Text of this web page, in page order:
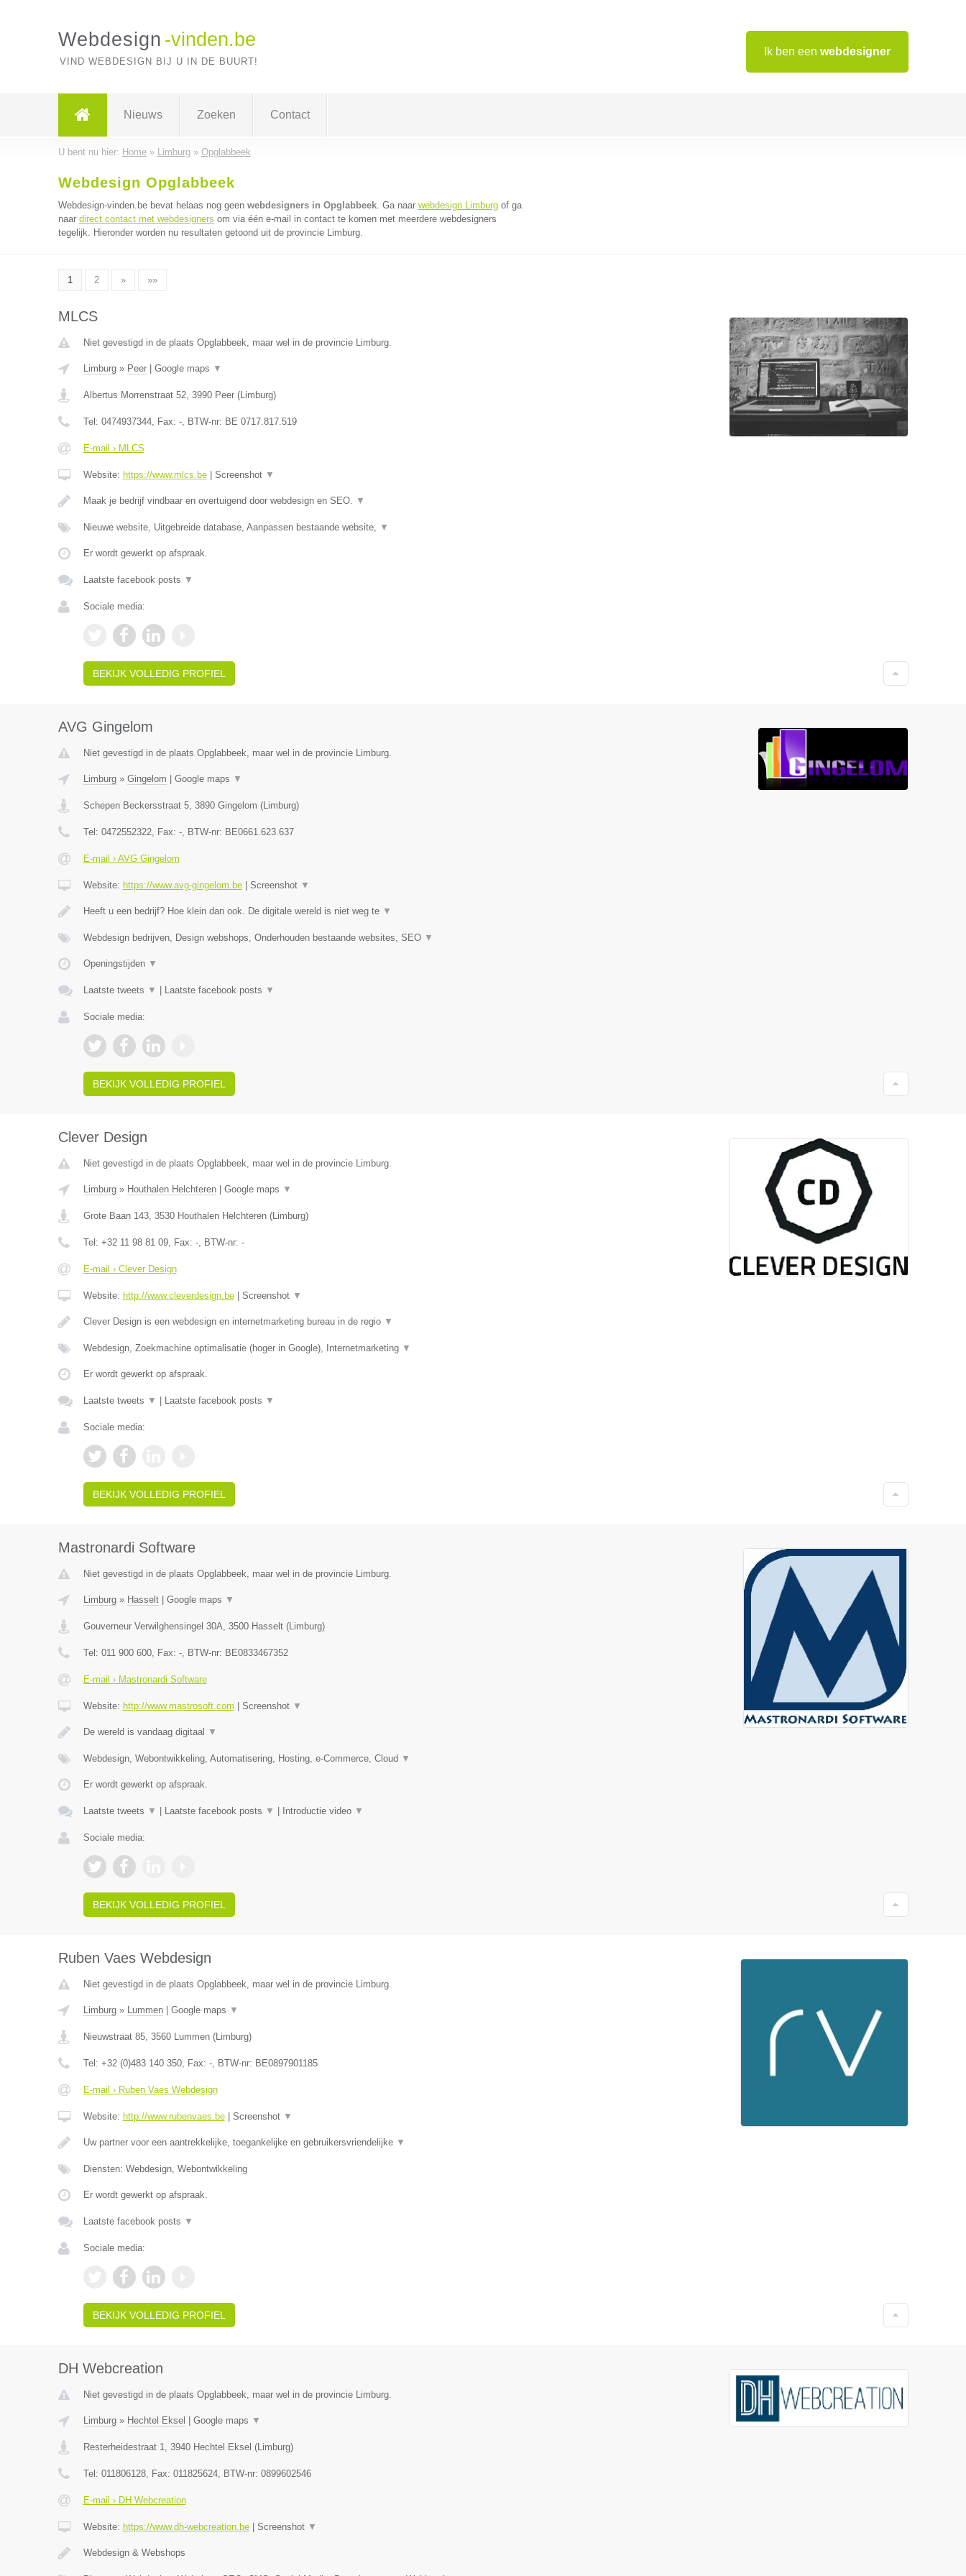
Ik ben een webdesigner
Webdesign -vinden.be
VIND WEBDESIGN BIJ U IN DE BUURT!
Nieuws Zoeken Contact
U bent nu hier: Home» Limburg» Opglabbeek
Webdesign Opglabbeek
Webdesign-vinden.be bevat helaas nog geen webdesigners in Opglabbeek. Ga naar webdesign Limburgof ga
naar direct contact met webdesigners om via één e-mail in contact te komen met meerdere webdesigners
tegelijk. Hieronder worden nu resultaten getoond uit de provincie Limburg.
1 2 » »»
MLCS
Niet gevestigd in de plaats Opglabbeek, maar wel in de provincie Limburg.
Limburg» Peer| Google maps ▼
Albertus Morrenstraat 52, 3990 Peer(Limburg)
Tel: 0474937344, Fax: -, BTW-nr: BE 0717.817.519
E-mail › MLCS
Website: https://www.mlcs.be| Screenshot ▼
Maak je bedrijf vindbaar en overtuigend door webdesign en SEO. ▼
Nieuwe website, Uitgebreide database, Aanpassen bestaande website, ▼
Er wordt gewerkt op afspraak.
Laatste facebook posts ▼
Sociale media:
BEKIJK VOLLEDIG PROFIEL
AVG Gingelom
Niet gevestigd in de plaats Opglabbeek, maar wel in de provincie Limburg.
Limburg» Gingelom Google maps ▼
Schepen Beckersstraat 5, 3890 Gingelom (Limburg)
Tel: 0472552322, Fax: -, BTW-nr: BE0661.623.637
E-mail › AVG Gingelom
Website: https://www.avg-gingelom.be| Screenshot ▼
Heeft u een bedrijf? Hoe klein dan ook. De digitale wereld is niet weg te ▼
Webdesign bedrijven, Design webshops, Onderhouden bestaande websites, SEO ▼
Openingstijden ▼
Laatste tweets ▼ Laatste facebook posts ▼
Sociale media:
BEKIJK VOLLEDIG PROFIEL
Clever Design
Niet gevestigd in de plaats Opglabbeek, maar wel in de provincie Limburg.
Limburg» Houthalen Helchteren| Google maps ▼
Grote Baan 143, 3530 Houthalen Helchteren(Limburg)
Tel: +32 11 98 81 09, Fax: -, BTW-nr: -
E-mail › Clever Design
Website: http://www.cleverdesign.be| Screenshot ▼
Clever Design is een webdesign en internetmarketing bureau in de regio ▼
Webdesign, Zoekmachine optimalisatie (hoger in Google), Internetmarketing ▼
Er wordt gewerkt op afspraak.
Laatste tweets ▼ Laatste facebook posts ▼
Sociale media:
BEKIJK VOLLEDIG PROFIEL
Mastronardi Software
Niet gevestigd in de plaats Opglabbeek, maar wel in de provincie Limburg.
Limburg» Hasselt| Google maps ▼
Gouverneur Verwilghensingel 30A, 3500 Hasselt(Limburg)
Tel: 011 900 600, Fax: -, BTW-nr: BE0833467352
E-mail › Mastronardi Software
Website: http://www.mastrosoft.com Screenshot ▼
De wereld is vandaag digitaal ▼
Webdesign, Webontwikkeling, Automatisering, Hosting, e-Commerce, Cloud ▼
Er wordt gewerkt op afspraak.
Laatste tweets ▼ Laatste facebook posts ▼ Introductie video ▼
Sociale media:
BEKIJK VOLLEDIG PROFIEL
Ruben Vaes Webdesign
Niet gevestigd in de plaats Opglabbeek, maar wel in de provincie Limburg.
Limburg» Lummen| Google maps ▼
Nieuwstraat 85, 3560 Lummen(Limburg)
Tel: +32 (0)483 140 350, Fax: -, BTW-nr: BE0897901185
E-mail › Ruben Vaes Webdesign
Website: http://www.rubenvaes.be| Screenshot ▼
Uw partner voor een aantrekkelijke, toegankelijke en gebruikersvriendelijke ▼
Diensten: Webdesign, Webontwikkeling
Er wordt gewerkt op afspraak.
Laatste facebook posts ▼
Sociale media:
BEKIJK VOLLEDIG PROFIEL
DH Webcreation
Niet gevestigd in de plaats Opglabbeek, maar wel in de provincie Limburg.
Limburg» Hechtel Eksel Google maps ▼
Resterheidestraat 1, 3940 Hechtel Eksel (Limburg)
Tel: 011806128, Fax: 011825624, BTW-nr: 0899602546
E-mail › DH Webcreation
Website: https://www.dh-webcreation.be| Screenshot ▼
Webdesign & Webshops